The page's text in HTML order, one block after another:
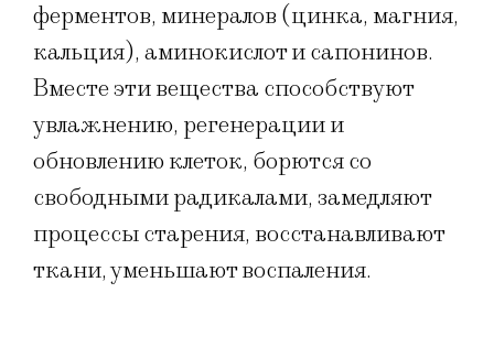
ферментов, минералов (цинка, магния,
кальция), аминокислот и сапонинов.
Вместе эти вещества способствуют
увлажнению, регенерации и
обновлению клеток, борются со
свободными радикалами, замедляют
процессы старения, восстанавливают
ткани, уменьшают воспаления.